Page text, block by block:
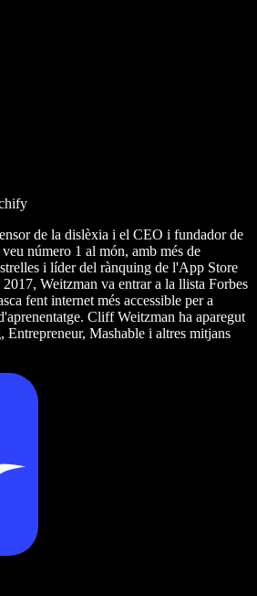
de la dislèxia i el CEO i fundador de
número 1 al món, amb més de
i líder del rànquing de l'App Store
Weitzman va entrar a la llista Forbes
fent internet més accessible per a
Cliff Weitzman ha aparegut
Entrepreneur, Mashable i altres mitjans